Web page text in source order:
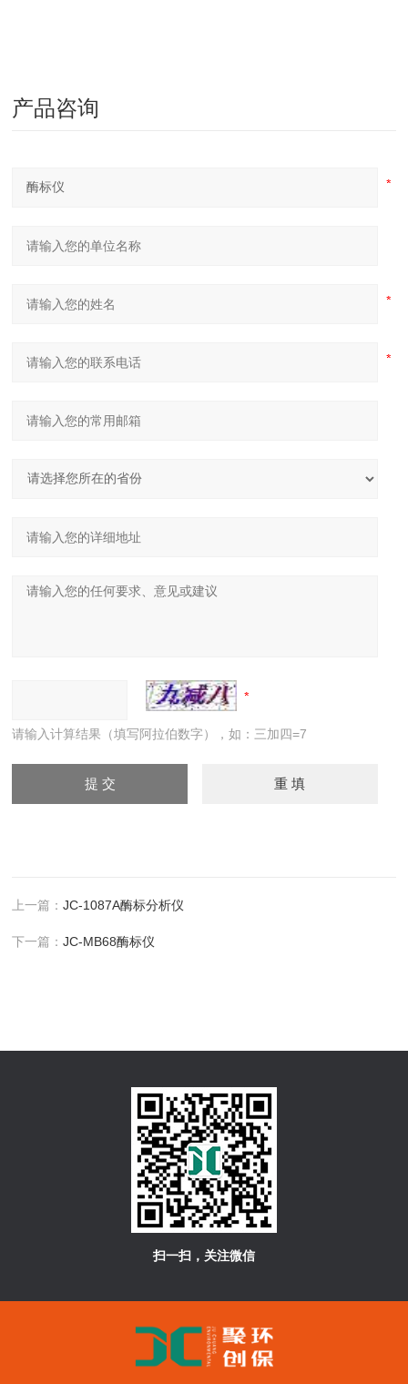
产品咨询
请输入计算结果（填写阿拉伯数字），如：三加四=7
上一篇：JC-1087A酶标分析仪
下一篇：JC-MB68酶标仪
扫一扫，关注微信